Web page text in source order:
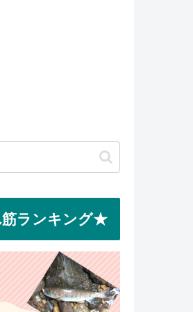
ランキング★